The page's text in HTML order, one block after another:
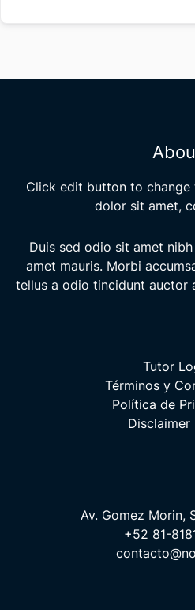
Click edit button to change
dolor sit amet,
Duis sed odio sit amet
amet mauris. Morbi
tellus a odio tincidunt auctor
Tutor
Términos y
Política de
Disclaimer
Av. Gomez Morin,
+52 81-